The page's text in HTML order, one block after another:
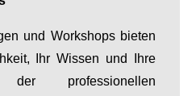
und Workshops bieten
Ihr Wissen und Ihre
professionellen